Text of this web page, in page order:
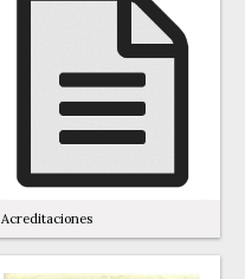
Acreditaciones